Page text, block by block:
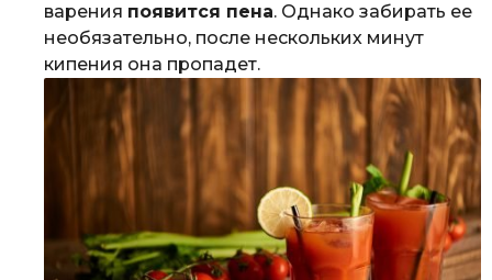
варения появится пена. Однако забирать ее
необязательно, после нескольких минут
кипения она пропадет.